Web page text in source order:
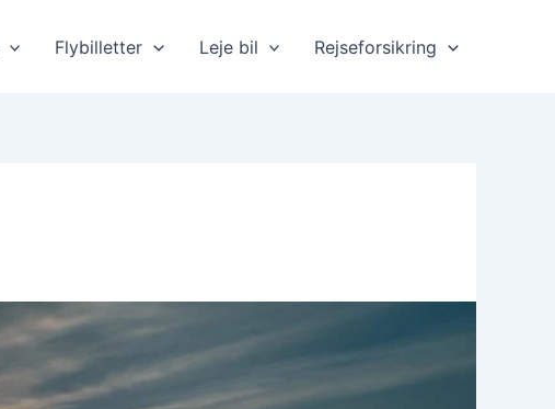
Flybilletter Leje bil Rejseforsikring